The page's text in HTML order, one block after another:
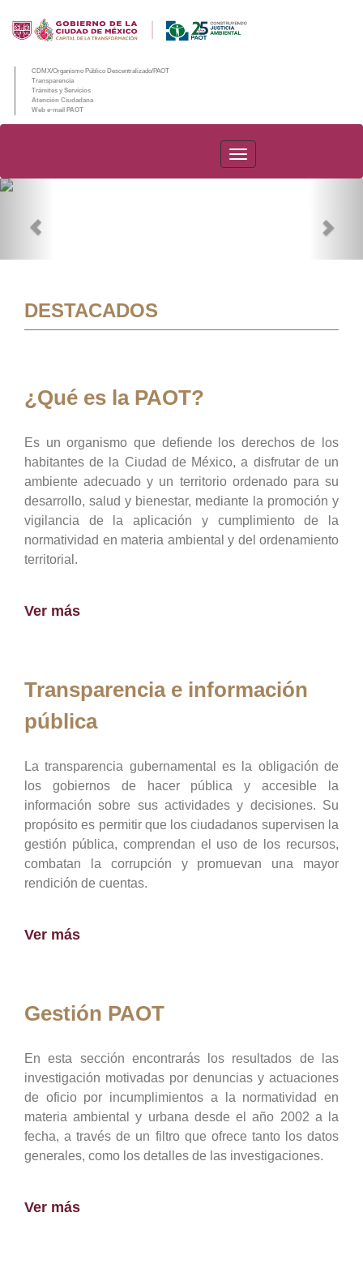
CDMX/Organismo Público Descentralizado/PAOT
Transparencia
Trámites y Servicios
Atención Ciudadana
Web e-mail PAOT
PAOT
DESTACADOS
¿Qué es la PAOT?
Es un organismo que defiende los derechos de los
habitantes de la Ciudad de México, a disfrutar de un
ambiente adecuado y un territorio ordenado para su
desarrollo, salud y bienestar, mediante la promoción y
vigilancia de la aplicación y cumplimiento de la
normatividad en materia ambiental y del ordenamiento
territorial.
Ver más
Transparencia e información
pública
La transparencia gubernamental es la obligación de
los gobiernos de hacer pública y accesible la
información sobre sus actividades y decisiones. Su
propósito es permitir que los ciudadanos supervisen la
gestión pública, comprendan el uso de los recursos,
combatan la corrupción y promuevan una mayor
rendición de cuentas.
Ver más
Gestión PAOT
En esta sección encontrarás los resultados de las
investigación motivadas por denuncias y actuaciones
de oficio por incumplimientos a la normatividad en
materia ambiental y urbana desde el año 2002 a la
fecha, a través de un filtro que ofrece tanto los datos
generales, como los detalles de las investigaciones.
Ver más